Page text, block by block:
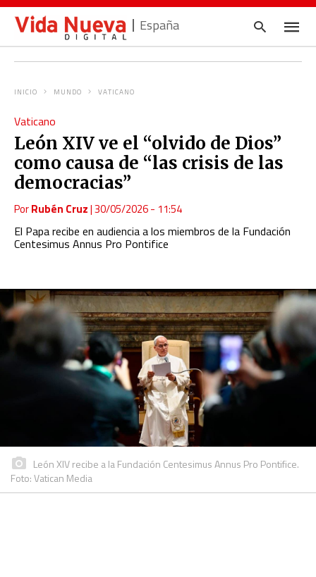
España
en
INICIO MUNDO VATICANO
Vaticano
León XIV ve el “olvido de Dios”
como causa de “las crisis de las
democracias”
PorRubén Cruz|30/05/2026 - 11:54
El Papa recibe en audiencia a los miembros de la Fundación
Centesimus Annus Pro Pontifice
León XIV recibe a la Fundación Centesimus Annus Pro Pontifice.
Foto: Vatican Media